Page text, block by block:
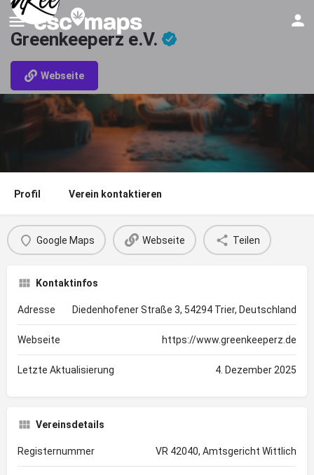
Greenkeeperz e.V.
Webseite
Profil Verein kontaktieren
Google Maps Webseite Teilen
Kontaktinfos
Adresse Diedenhofener Straße 3, 54294 Trier, Deutschland
Webseite https://www.greenkeeperz.de
Letzte Aktualisierung 4. Dezember 2025
Vereinsdetails
Registernummer VR 42040, Amtsgericht Wittlich